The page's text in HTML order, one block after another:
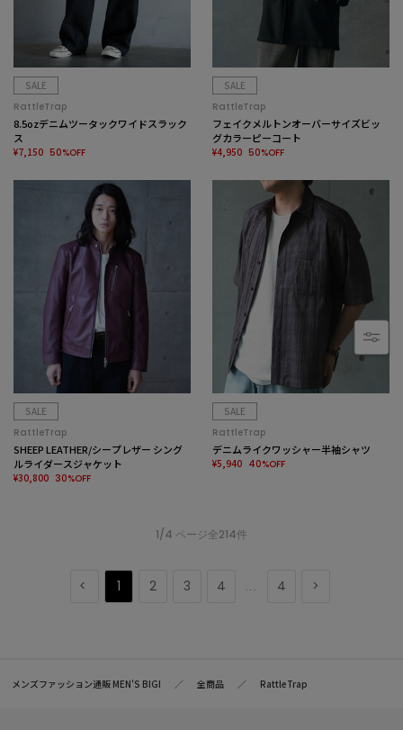
SALE
RattleTrap
8.5ozデニムツータックワイドスラック
ス
¥7,150 50%OFF
SALE
RattleTrap
フェイクメルトンオーバーサイズビッ
グカラーピーコート
¥4,950 50%OFF
SALE
RattleTrap
SHEEP LEATHER/シープレザー シング
ルライダースジャケット
¥30,800 30%OFF
SALE
RattleTrap
デニムライクワッシャー半袖シャツ
¥5,940 40%OFF
1/4 ページ全214件
1 2 3 4 ... 4
メンズファッション通販 MEN'S BIGI 全商品 RattleTrap